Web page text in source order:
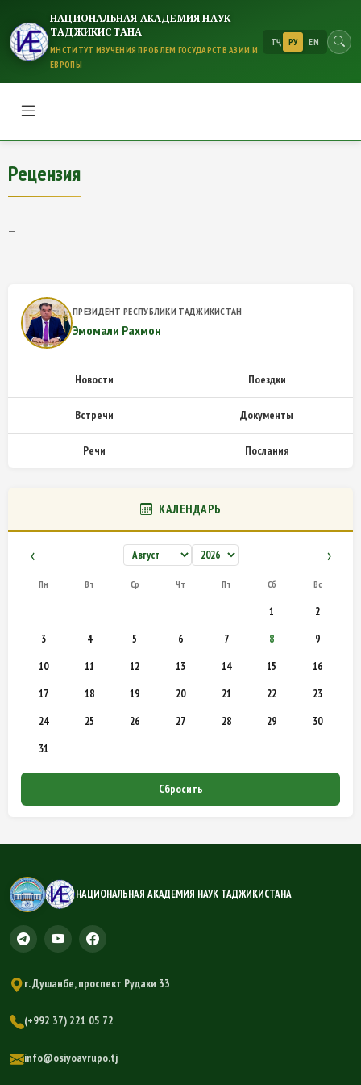
НАЦИОНАЛЬНАЯ АКАДЕМИЯ НАУК
ТАДЖИКИСТАНА
ИНСТИТУТ ИЗУЧЕНИЯ ПРОБЛЕМ ГОСУДАРСТВ АЗИИ И
ЕВРОПЫ
ТҶ РУ EN
Рецензия
Рецензия
—
ПРЕЗИДЕНТ РЕСПУБЛИКИ ТАДЖИКИСТАН
Эмомали Рахмон
Новости Поездки
Встречи Документы
Речи Послания
КАЛЕНДАРЬ
‹ ›
Пн Вт Ср Чт Пт Сб Вс
1
2
3
4 5 6 7 8
9
10
11 12 13 14 15
16
17
18 19 20 21 22
23
24
25 26 27 28 29
30
31
Сбросить
НАЦИОНАЛЬНАЯ АКАДЕМИЯ НАУК ТАДЖИКИСТАНА
г. Душанбе, проспект Рудаки 33
(+992 37) 221 05 72
info@osiyoavrupo.tj